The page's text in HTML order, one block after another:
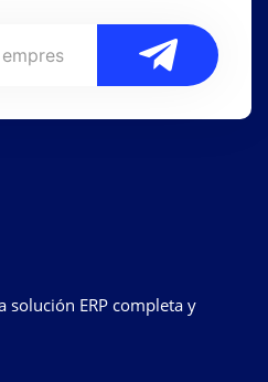
solución ERP completa y